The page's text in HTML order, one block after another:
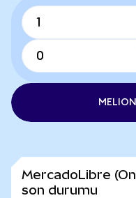
MercadoLibre
son durumu